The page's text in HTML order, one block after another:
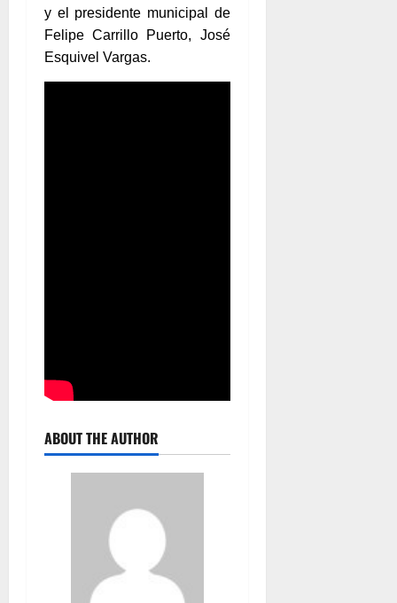
y el presidente municipal de
Felipe Carrillo Puerto, José
Esquivel Vargas.
ABOUT THE AUTHOR